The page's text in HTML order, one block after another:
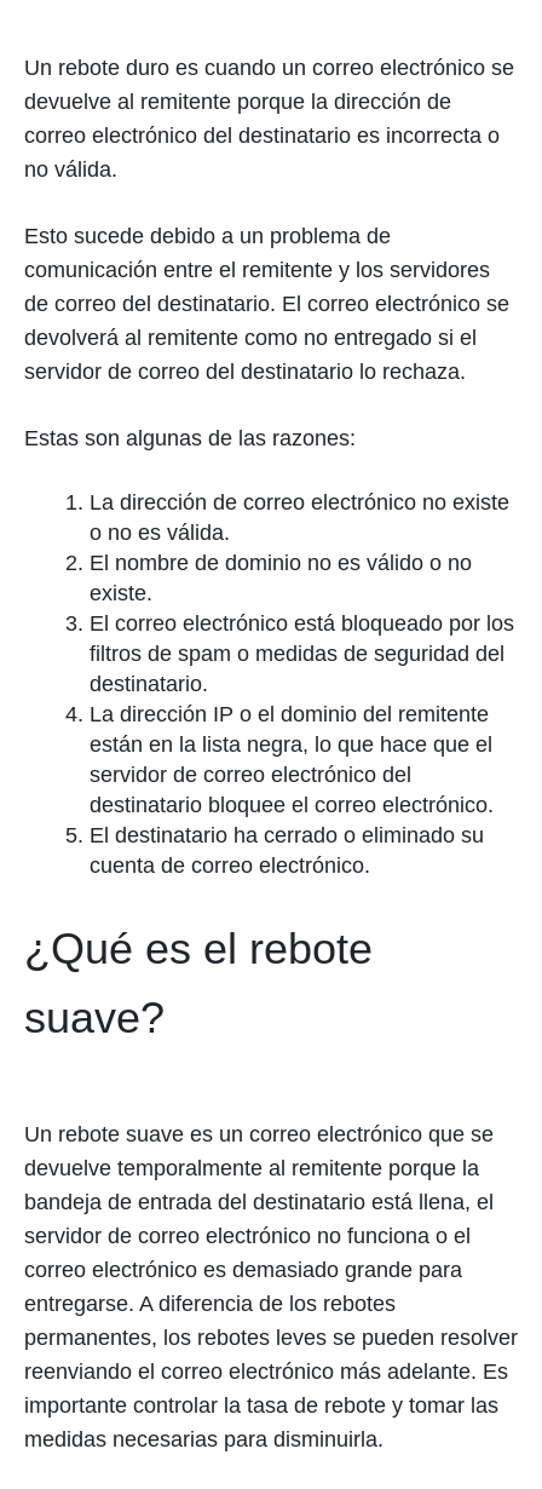
Un rebote duro es cuando un correo electrónico se
devuelve al remitente porque la dirección de
correo electrónico del destinatario es incorrecta o
no válida.
Esto sucede debido a un problema de
comunicación entre el remitente y los servidores
de correo del destinatario. El correo electrónico se
devolverá al remitente como no entregado si el
servidor de correo del destinatario lo rechaza.
Estas son algunas de las razones:
La dirección de correo electrónico no existe
o no es válida.
El nombre de dominio no es válido o no
existe.
El correo electrónico está bloqueado por los
filtros de spam o medidas de seguridad del
destinatario.
La dirección IP o el dominio del remitente
están en la lista negra, lo que hace que el
servidor de correo electrónico del
destinatario bloquee el correo electrónico.
El destinatario ha cerrado o eliminado su
cuenta de correo electrónico.
¿Qué es el rebote
suave?
Un rebote suave es un correo electrónico que se
devuelve temporalmente al remitente porque la
bandeja de entrada del destinatario está llena, el
servidor de correo electrónico no funciona o el
correo electrónico es demasiado grande para
entregarse. A diferencia de los rebotes
permanentes, los rebotes leves se pueden resolver
reenviando el correo electrónico más adelante. Es
importante controlar la tasa de rebote y tomar las
medidas necesarias para disminuirla.